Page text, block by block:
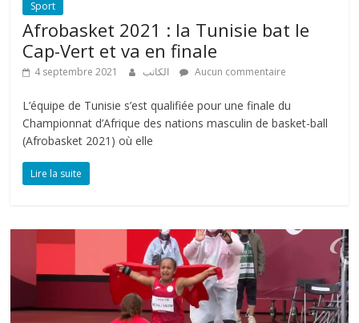
Sport
Afrobasket 2021 : la Tunisie bat le
Cap-Vert et va en finale
4 septembre 2021 Aucun commentaire
L’équipe de Tunisie s’est qualifiée pour une finale du
Championnat d’Afrique des nations masculin de basket-ball
(Afrobasket 2021) où elle
Lire la suite